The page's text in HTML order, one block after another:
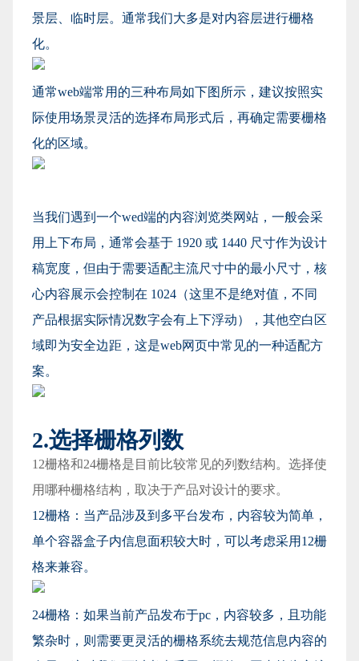
景层、临时层。通常我们大多是对内容层进行栅格
化。
通常web端常用的三种布局如下图所示，建议按照实
际使用场景灵活的选择布局形式后，再确定需要栅格
化的区域。
当我们遇到一个wed端的内容浏览类网站，一般会采
用上下布局，通常会基于 1920 或 1440 尺寸作为设计
稿宽度，但由于需要适配主流尺寸中的最小尺寸，核
心内容展示会控制在 1024（这里不是绝对值，不同
产品根据实际情况数字会有上下浮动），其他空白区
域即为安全边距，这是web网页中常见的一种适配方
案。
2.选择栅格列数
12栅格和24栅格是目前比较常见的列数结构。选择使
用哪种栅格结构，取决于产品对设计的要求。
12栅格：当产品涉及到多平台发布，内容较为简单，
单个容器盒子内信息面积较大时，可以考虑采用12栅
格来兼容。
24栅格：如果当前产品发布于pc，内容较多，且功能
繁杂时，则需要更灵活的栅格系统去规范信息内容的